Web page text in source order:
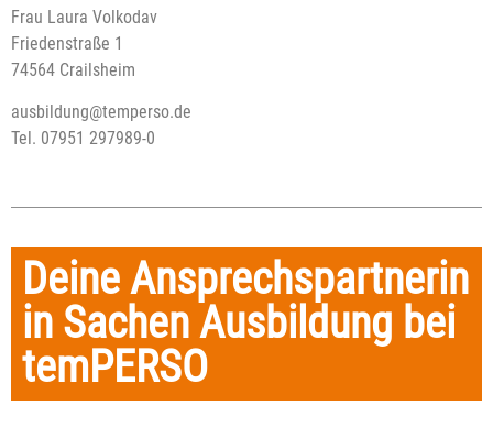
Frau Laura Volkodav
Friedenstraße 1
74564 Crailsheim
ausbildung@temperso.de
Tel. 07951 297989-0
Deine Ansprechspartnerin
in Sachen Ausbildung bei
temPERSO